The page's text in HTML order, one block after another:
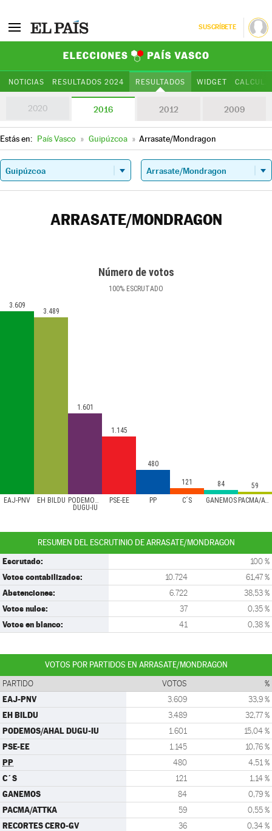
SUSCRÍBETE
NOTICIAS RESULTADOS 2024 RESULTADOS WIDGET
2020 2016 2012 2009
Estás en: País Vasco » Guipúzcoa » Arrasate/Mondragon
ARRASATE/MONDRAGON
Número de votos
100% ESCRUTADO
EAJ-PNV EH BILDU PODEMOS/AHAL
DUGU-IU
PSE-EE PP C´S GANEMOS PACMA/ATTKA
3.609
3.489
1.601
1.145
480
121 84 59
RESUMEN DEL ESCRUTINIO DE ARRASATE/MONDRAGON
Escrutado: 100 %
Votos contabilizados: 10.724 61,47 %
Abstenciones: 6.722 38,53 %
Votos nulos: 37 0,35 %
Votos en blanco: 41 0,38 %
VOTOS POR PARTIDOS EN ARRASATE/MONDRAGON
PARTIDO VOTOS %
EAJ-PNV 3.609 33,9 %
EH BILDU 3.489 32,77 %
PODEMOS/AHAL DUGU-IU 1.601 15,04 %
PSE-EE 1.145 10,76 %
PP 480 4,51 %
C´S 121 1,14 %
GANEMOS 84 0,79 %
PACMA/ATTKA 59 0,55 %
RECORTES CERO-GV 36 0,34 %